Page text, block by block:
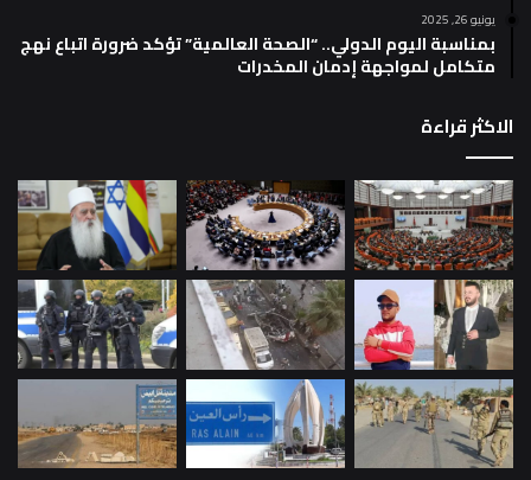
يونيو 26, 2025
بمناسبة اليوم الدولي.. “الصحة العالمية” تؤكد ضرورة اتباع نهج
متكامل لمواجهة إدمان المخدرات
الاكثر قراءة